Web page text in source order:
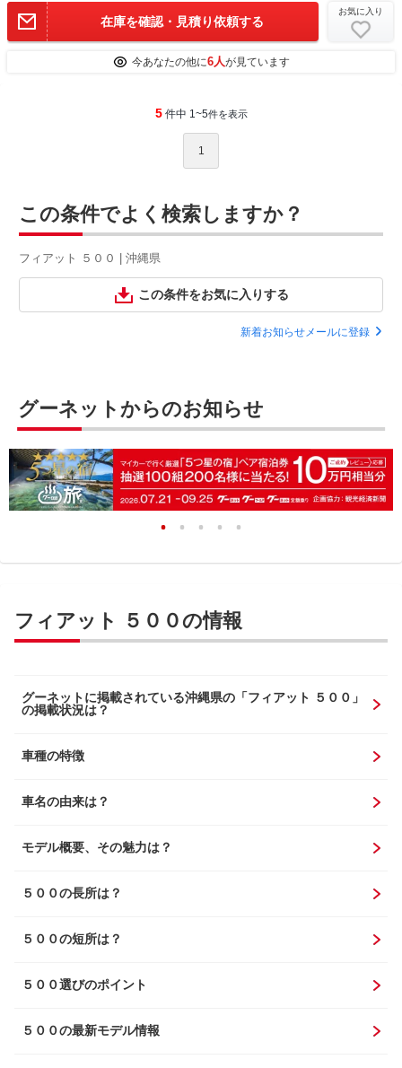
在庫を確認・見積り依頼する
お気に入り
今あなたの他に6人が見ています
5 件中 1~5件を表示
1
この条件でよく検索しますか？
フィアット ５００ | 沖縄県
この条件をお気に入りする
新着お知らせメールに登録
グーネットからのお知らせ
フィアット ５００の情報
グーネットに掲載されている沖縄県の「フィアット ５００」
の掲載状況は？
車種の特徴
車名の由来は？
モデル概要、その魅力は？
５００の長所は？
５００の短所は？
５００選びのポイント
５００の最新モデル情報